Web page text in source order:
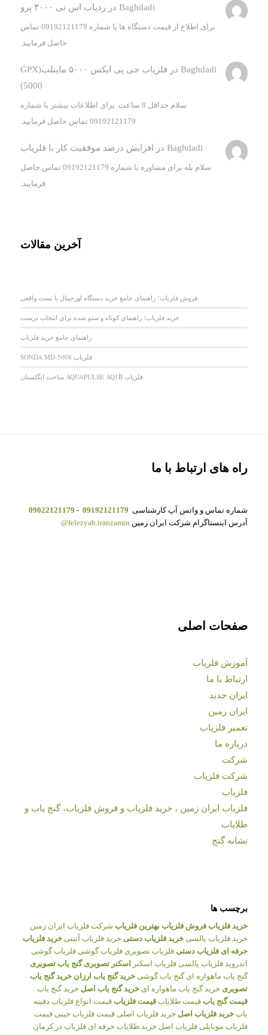
Baghdadi درردیاب اس تی ۳۰۰۰ پرو
برای اطلاع از قیمت دستگاه ها با شماره 09192121179 تماس
حاصل فرمایید.
Baghdadi در
فلزیاب جی پی ایکس ۵۰۰۰ ماینلب(GPX
5000)
سلام حداقل 8 ساعت. برای اطلاعات بیشتر با شماره
09192121179 تماس حاصل فرمایید.
Baghdadi در افزایش درصد موفقیت کار با فلزیاب
سلام بله برای مشاوره با شماره 09192121179 تماس حاصل
فرمایید.
آخرین مقالات
فروش فلزیاب؛ راهنمای جامع خرید دستگاه اورجینال با تست واقعی
خرید فلزیاب؛ راهنمای کوتاه و سئو شده برای انتخاب درست
راهنمای جامع خرید فلزیاب
فلزیاب SONDA MD-5008
فلزیاب AQUAPULSE AQ1B ساخت انگلستان
راه های ارتباط با ما
شماره تماس و واتس آپ کارشناسی 09192121179
-
09022121179
آدرس اینستاگرام شرکت ایران زمین felezyab.iranzamin@
صفحات اصلی
آموزش فلزیاب
ارتباط با ما
ایران جدید
ایران زمین
تعمیر فلزیاب
درباره ما
شرکت
شرکت فلزیاب
فلزیاب
فلزیاب ایران زمین ، خرید فلزیاب و فروش فلزیاب، گنج یاب و
طلایاب
نشانه گنج
برچسب ها
خرید فلزیاب فروش فلزیاب بهترین فلزیاب شرکت فلزیاب ایران زمین
خرید فلزیاب پالسی خرید فلزیاب دستی خرید فلزیاب آنتنی خرید فلزیاب
حرفه ای فلزیاب دستی فلزیاب تصویری فلزیاب گوشی فلزیاب گوشی
اندروید فلزیاب پالسی فلزیاب اسکنر اسکنر تصویری گنج یاب تصویری
گنج یاب ماهواره ای گنج یاب گوشی خرید گنج یاب ارزان خرید گنج یاب
تصویری خرید گنج یاب ماهواره ای خرید گنج یاب اصل خرید گنج یاب
قیمت گنج یاب قیمت طلایاب قیمت فلزیاب قیمت انواع فلزیاب دفینه
یاب خرید فلزیاب اصل خرید فلزیاب اصلی قیمت فلزیاب جیبی قیمت
فلزیاب موبایلی فلزیاب اصل خرید طلایاب حرفه ای فلزیاب در کرمان